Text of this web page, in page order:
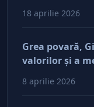
18 aprilie 2026
Grea povară,
valorilor şi a
afacerile
8 aprilie 2026